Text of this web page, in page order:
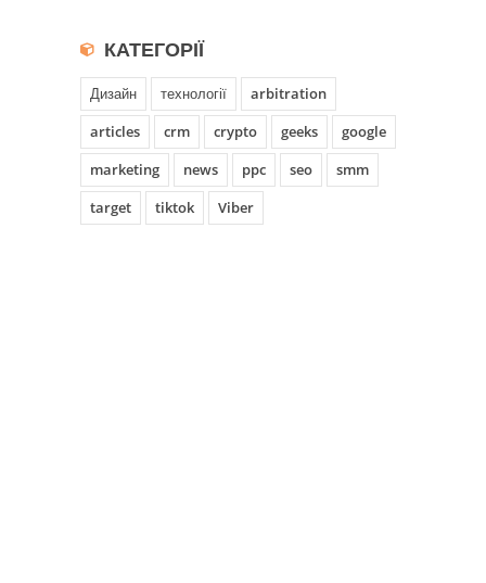
КАТЕГОРІЇ
Дизайн технології
arbitration
articles
crm crypto geeks
google
marketing
news ppc seo
smm
target
tiktok Viber